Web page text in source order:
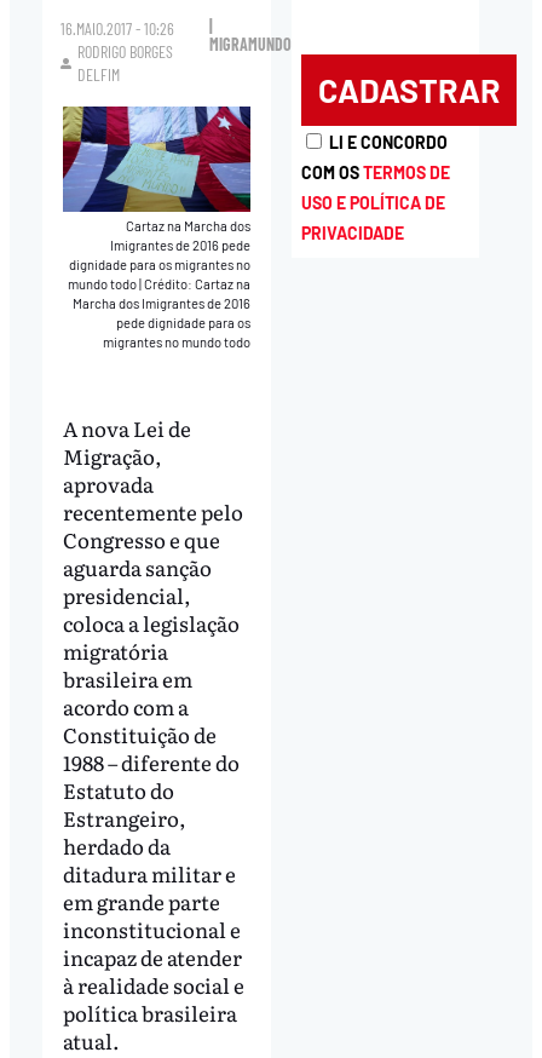
16.MAIO.2017 - 10:26
RODRIGO BORGES
DELFIM
MIGRAMUNDO
Cartaz na Marcha dos
Imigrantes de 2016 pede
dignidade para os migrantes no
mundo todo Crédito: Cartaz na
Marcha dos Imigrantes de 2016
pede dignidade para os
migrantes no mundo todo
A nova Lei de
Migração,
aprovada
recentemente pelo
Congresso e que
aguarda sanção
presidencial,
coloca a legislação
migratória
brasileira em
acordo com a
Constituição de
1988 – diferente do
Estatuto do
Estrangeiro,
herdado da
ditadura militar e
em grande parte
inconstitucional e
incapaz de atender
à realidade social e
política brasileira
atual.
LI E CONCORDO
COM OSTERMOS DE
USO E POLÍTICA DE
PRIVACIDADE